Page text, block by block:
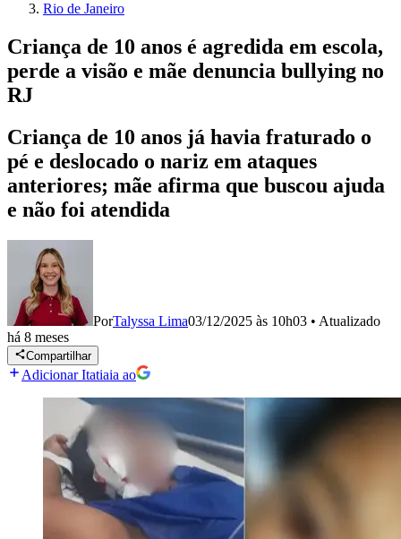
Rio de Janeiro
Criança de 10 anos é agredida em escola,
perde a visão e mãe denuncia bullying no
RJ
Criança de 10 anos já havia fraturado o
pé e deslocado o nariz em ataques
anteriores; mãe afirma que buscou ajuda
e não foi atendida
PorTalyssa Lima03/12/2025 às 10h03 • Atualizado
há 8 meses
Compartilhar
Adicionar Itatiaia ao